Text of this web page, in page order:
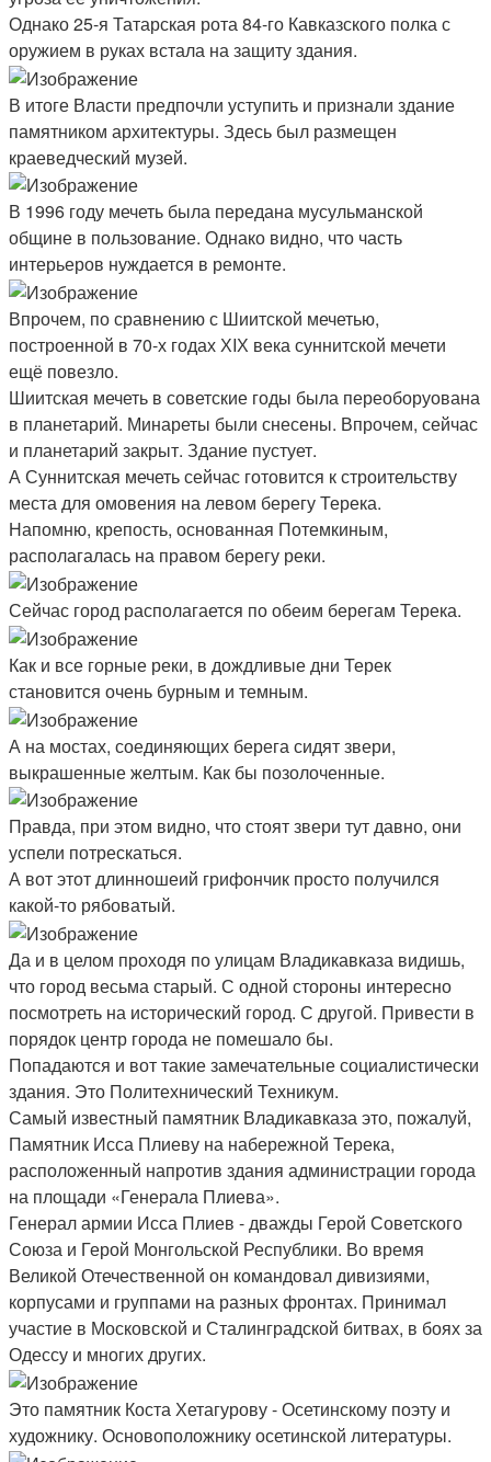
Однако 25-я Татарская рота 84-го Кавказского полка с
оружием в руках встала на защиту здания.
В итоге Власти предпочли уступить и признали здание
памятником архитектуры. Здесь был размещен
краеведческий музей.
В 1996 году мечеть была передана мусульманской
общине в пользование. Однако видно, что часть
интерьеров нуждается в ремонте.
Впрочем, по сравнению с Шиитской мечетью,
построенной в 70-х годах ХIХ века суннитской мечети
ещё повезло.
Шиитская мечеть в советские годы была переоборуована
в планетарий. Минареты были снесены. Впрочем, сейчас
и планетарий закрыт. Здание пустует.
А Суннитская мечеть сейчас готовится к строительству
места для омовения на левом берегу Терека.
Напомню, крепость, основанная Потемкиным,
располагалась на правом берегу реки.
Сейчас город располагается по обеим берегам Терека.
Как и все горные реки, в дождливые дни Терек
становится очень бурным и темным.
А на мостах, соединяющих берега сидят звери,
выкрашенные желтым. Как бы позолоченные.
Правда, при этом видно, что стоят звери тут давно, они
успели потрескаться.
А вот этот длинношеий грифончик просто получился
какой-то рябоватый.
Да и в целом проходя по улицам Владикавказа видишь,
что город весьма старый. С одной стороны интересно
посмотреть на исторический город. С другой. Привести в
порядок центр города не помешало бы.
Попадаются и вот такие замечательные социалистически
здания. Это Политехнический Техникум.
Самый известный памятник Владикавказа это, пожалуй,
Памятник Исса Плиеву на набережной Терека,
расположенный напротив здания администрации города
на площади «Генерала Плиева».
Генерал армии Исса Плиев - дважды Герой Советского
Союза и Герой Монгольской Республики. Во время
Великой Отечественной он командовал дивизиями,
корпусами и группами на разных фронтах. Принимал
участие в Московской и Сталинградской битвах, в боях за
Одессу и многих других.
Это памятник Коста Хетагурову - Осетинскому поэту и
художнику. Основоположнику осетинской литературы.